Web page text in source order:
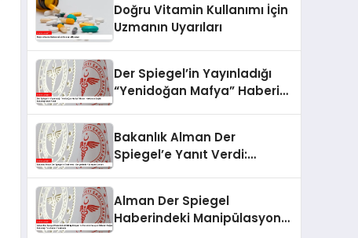
Doğru Vitamin Kullanımı İçin
Uzmanın Uyarıları
Der Spiegel’in Yayınladığı
“Yenidoğan Mafya” Haberi
Bakanlık Alman Der
Spiegel’e Yanıt Verdi:
Alman Der Spiegel
Haberindeki Manipülasyon